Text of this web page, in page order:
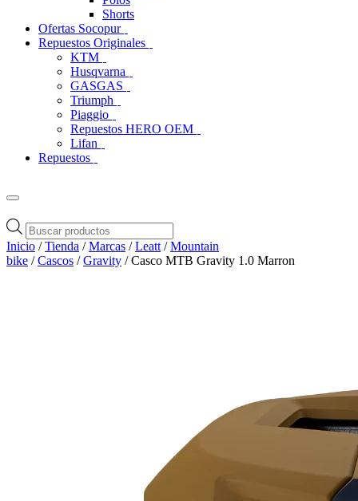
Shorts
Ofertas Socopur
Repuestos Originales
KTM
Husqvarna
GASGAS
Triumph
Piaggio
Repuestos HERO OEM
Lifan
Repuestos
Búsqueda
de
productos
Inicio /Tienda /Marcas /Leatt /Mountain
bike /Cascos /Gravity / Casco MTB Gravity 1.0 Marron